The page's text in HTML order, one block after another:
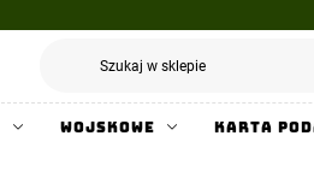
Wojskowe Karta